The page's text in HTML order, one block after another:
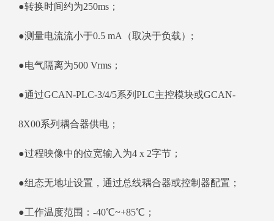
●转换时间约为250ms；
●测量电流流小于0.5 mA（取决于负载）;
●电气隔离为500 Vrms；
●通过GCAN-PLC-3/4/5系列PLC主控模块或GCAN-
8X00系列耦合器供电；
●过程映像中的位宽输入为4 x 2字节；
●组态无地址设置，通过总线耦合器或控制器配置；
●工作温度范围：-40℃~+85℃；